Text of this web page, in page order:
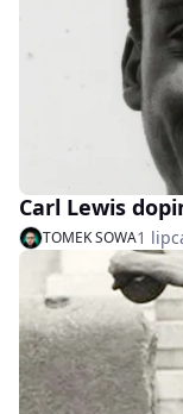
Carl Lewis
TOMEK SOWA1